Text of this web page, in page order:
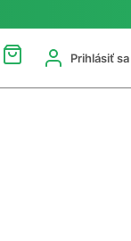
Prihlásiť sa